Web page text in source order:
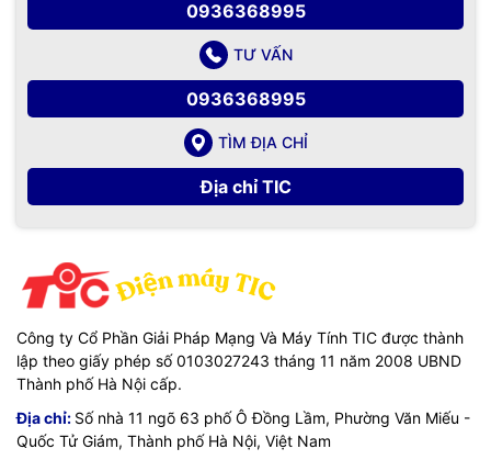
0936368995
TƯ VẤN
0936368995
TÌM ĐỊA CHỈ
Địa chỉ TIC
Công ty Cổ Phần Giải Pháp Mạng Và Máy Tính TIC được thành
lập theo giấy phép số 0103027243 tháng 11 năm 2008 UBND
Thành phố Hà Nội cấp.
Địa chỉ: Số nhà 11 ngõ 63 phố Ô Đồng Lầm, Phường Văn Miếu -
Quốc Tử Giám, Thành phố Hà Nội, Việt Nam